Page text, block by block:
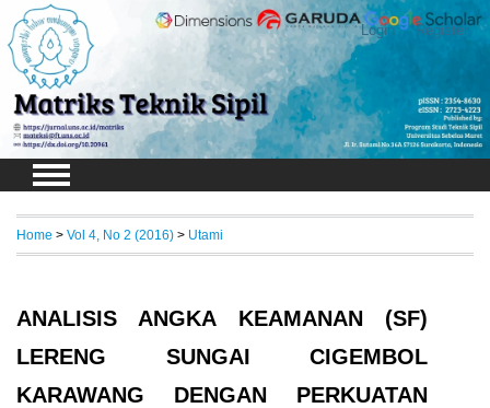
Login Register
Home > Vol 4, No 2 (2016) > Utami
ANALISIS ANGKA KEAMANAN (SF)
LERENG SUNGAI CIGEMBOL
KARAWANG DENGAN PERKUATAN